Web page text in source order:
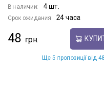
В наличии: 4 шт.
Срок ожидания: 24 часа
48
Ще 5 пропозиції від